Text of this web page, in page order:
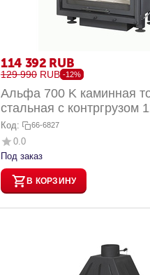
114 392 RUB
129 990 RUB -12%
Альфа 700 K каминная
стальная с контргрузом
Код: 66-6827
0.0
Под заказ
В КОРЗИНУ